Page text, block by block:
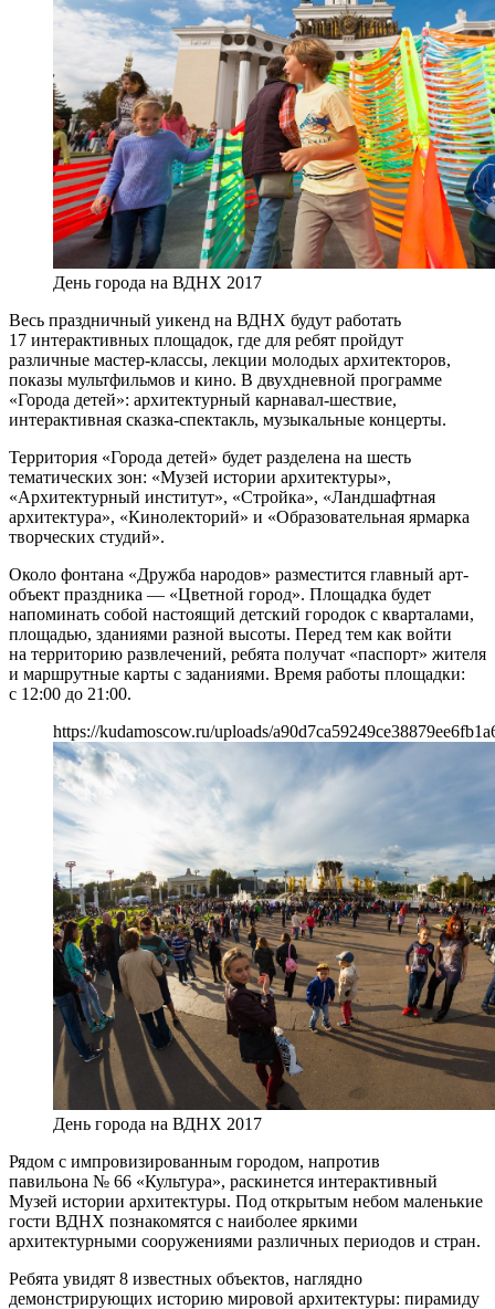
День города на ВДНХ 2017
Весь праздничный уикенд на ВДНХ будут работать
17 интерактивных площадок, где для ребят пройдут
различные мастер-классы, лекции молодых архитекторов,
показы мультфильмов и кино. В двухдневной программе
«Города детей»: архитектурный карнавал-шествие,
интерактивная сказка-спектакль, музыкальные концерты.
Территория «Города детей» будет разделена на шесть
тематических зон: «Музей истории архитектуры»,
«Архитектурный институт», «Стройка», «Ландшафтная
архитектура», «Кинолекторий» и «Образовательная ярмарка
творческих студий».
Около фонтана «Дружба народов» разместится главный арт-
объект праздника — «Цветной город». Площадка будет
напоминать собой настоящий детский городок с кварталами,
площадью, зданиями разной высоты. Перед тем как войти
на территорию развлечений, ребята получат «паспорт» жителя
и маршрутные карты с заданиями. Время работы площадки:
с 12:00 до 21:00.
https://kudamoscow.ru/uploads/
День города на ВДНХ 2017
Рядом с импровизированным городом, напротив
павильона № 66 «Культура», раскинется интерактивный
Музей истории архитектуры. Под открытым небом маленькие
гости ВДНХ познакомятся с наиболее яркими
архитектурными сооружениями различных периодов и стран.
Ребята увидят 8 известных объектов, наглядно
демонстрирующих историю мировой архитектуры: пирамиду